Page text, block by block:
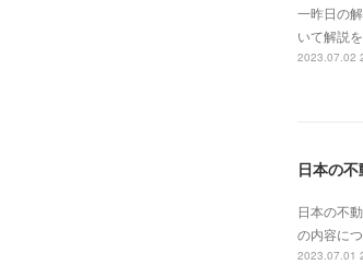
一昨日の
いて解説
2023.07.02
日本の不
の内容に
2023.07.01